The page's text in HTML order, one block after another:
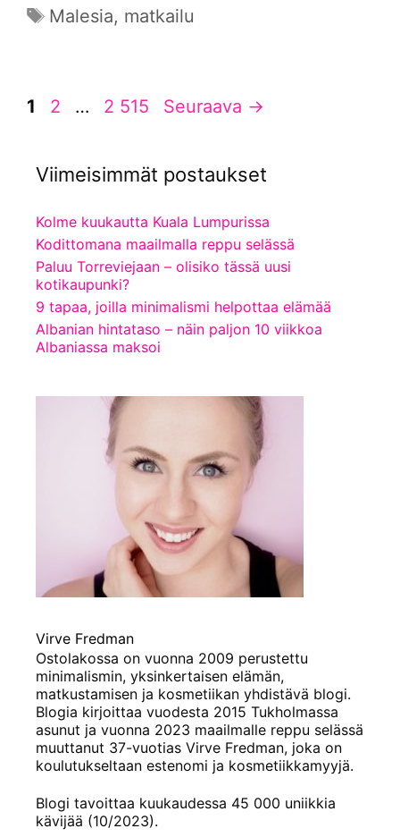
Avainsanat
Malesia, matkailu
Sivu
1 Sivu
2 … Sivu
2 515 Seuraava →
Viimeisimmät postaukset
Kolme kuukautta Kuala Lumpurissa
Kodittomana maailmalla reppu selässä
Paluu Torreviejaan – olisiko tässä uusi
kotikaupunki?
9 tapaa, joilla minimalismi helpottaa elämää
Albanian hintataso – näin paljon 10 viikkoa
Albaniassa maksoi
Virve Fredman
Ostolakossa on vuonna 2009 perustettu
minimalismin, yksinkertaisen elämän,
matkustamisen ja kosmetiikan yhdistävä blogi.
Blogia kirjoittaa vuodesta 2015 Tukholmassa
asunut ja vuonna 2023 maailmalle reppu selässä
muuttanut 37-vuotias Virve Fredman, joka on
koulutukseltaan estenomi ja kosmetiikkamyyjä.
Blogi tavoittaa kuukaudessa 45 000 uniikkia
kävijää (10/2023).